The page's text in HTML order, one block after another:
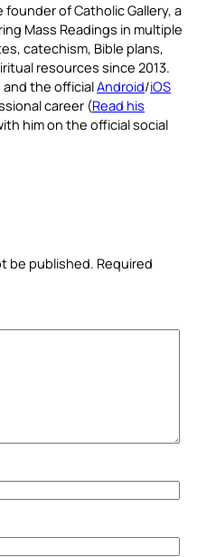
of Catholic Gallery, a
Mass Readings in multiple
catechism, Bible plans,
resources since 2013.
the officialAndroid/iOS
career (Read his
him on the official social
be published. Required